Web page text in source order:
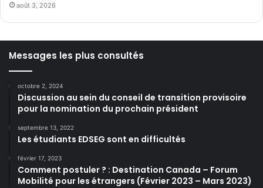
août 3, 2026
Messages les plus consultés
octobre 2, 2024
Discussion au sein du conseil de transition provisoire
pour la nomination du prochain président
septembre 13, 2022
Les étudiants EDSEG sont en difficultés
février 17, 2023
Comment postuler ? : Destination Canada – Forum
Mobilité pour les étrangers (Février 2023 – Mars 2023)